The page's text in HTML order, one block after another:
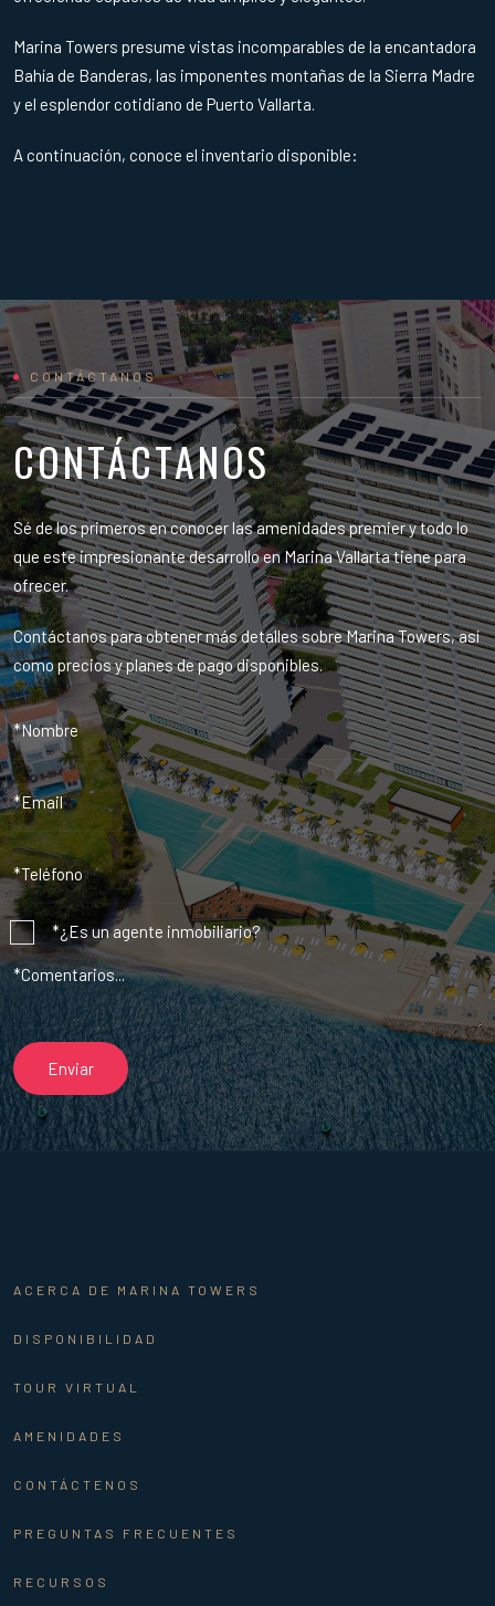
Marina Towers presume vistas incomparables de la encantadora
Bahía de Banderas, las imponentes montañas de la Sierra Madre
y el esplendor cotidiano de Puerto Vallarta.
A continuación, conoce el inventario disponible:
CONTÁCTANOS
CONTÁCTANOS
Sé de los primeros en conocer las amenidades premier y todo lo
que este impresionante desarrollo en Marina Vallarta tiene para
ofrecer.
Contáctanos para obtener más detalles sobre Marina Towers, así
como precios y planes de pago disponibles.
*¿Es un agente inmobiliario?
ACERCA DE MARINA TOWERS
DISPONIBILIDAD
TOUR VIRTUAL
AMENIDADES
CONTÁCTENOS
PREGUNTAS FRECUENTES
RECURSOS